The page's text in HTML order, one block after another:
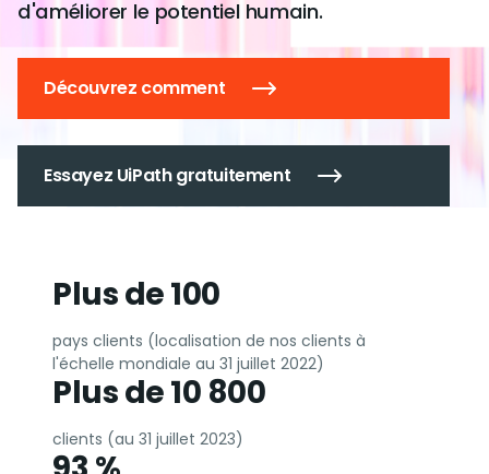
d'améliorer le potentiel humain.
Découvrez comment
Essayez UiPath gratuitement
Plus de 100
pays clients (localisation de nos clients à
l'échelle mondiale au 31 juillet 2022)
Plus de 10 800
clients (au 31 juillet 2023)